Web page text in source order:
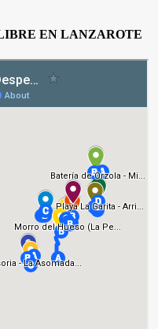
EN LANZAROTE